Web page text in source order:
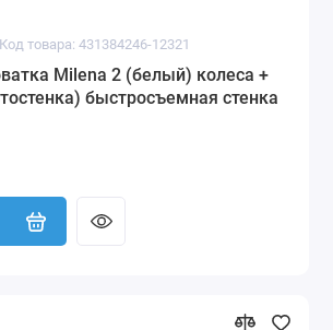
Код товара: 431384246-12321
Milena 2 (белый) колеса +
быстросъемная стенка